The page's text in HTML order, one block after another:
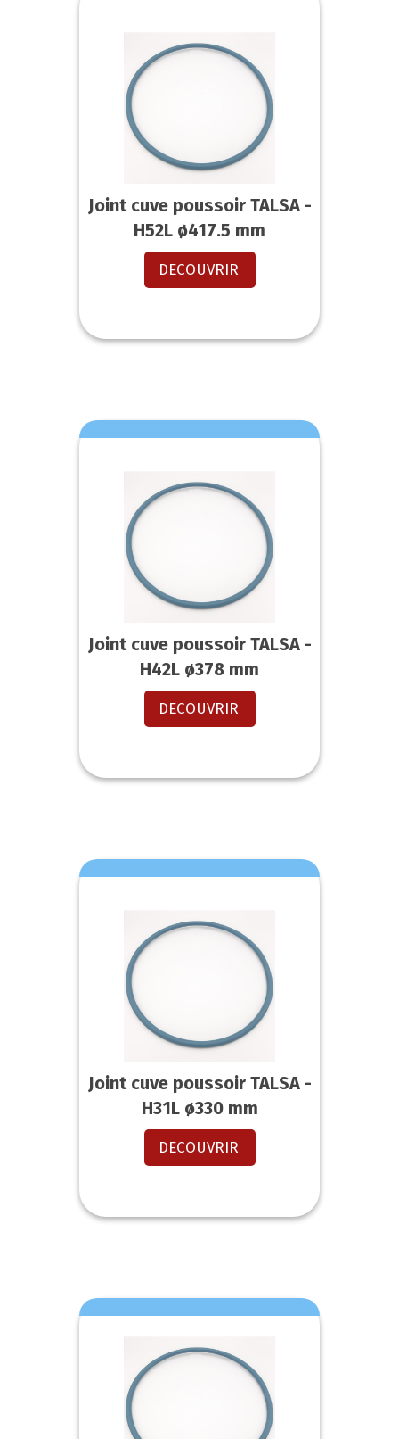
Joint cuve poussoir TALSA -
H52L ø417.5 mm
DECOUVRIR
Joint cuve poussoir TALSA -
H42L ø378 mm
DECOUVRIR
Joint cuve poussoir TALSA -
H31L ø330 mm
DECOUVRIR